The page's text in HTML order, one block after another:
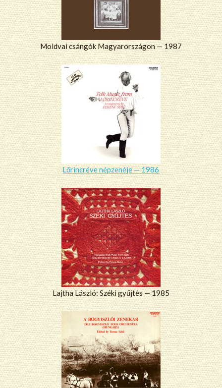
Moldvai csángók Magyarországon — 1987
Lőrincréve népzenéje — 1986
Lajtha László: Széki gyűjtés — 1985